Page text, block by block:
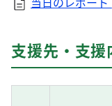
支援先・支援